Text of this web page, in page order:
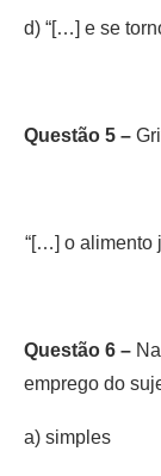
d) “[…] e se
Questão 5 –
“[…] o alimento
Questão 6 –
emprego do
a) simples